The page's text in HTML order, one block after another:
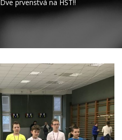
Dve prvenstvá na HŠT!!